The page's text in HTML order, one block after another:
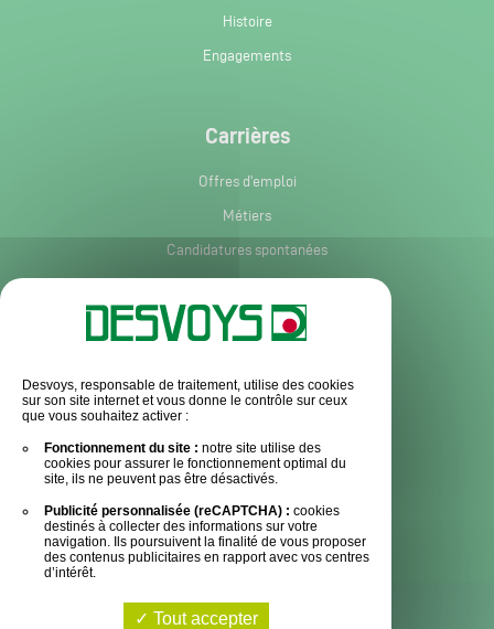
Histoire
Engagements
Carrières
Offres d'emploi
Métiers
Candidatures spontanées
Services et informations
Pièces détachées
Actualités
Espace Presse
Contact
Desvoys, responsable de traitement, utilise des cookies
sur son site internet et vous donne le contrôle sur ceux
que vous souhaitez activer :
Fonctionnement du site : notre site utilise des
cookies pour assurer le fonctionnement optimal du
site, ils ne peuvent pas être désactivés.
Publicité personnalisée (reCAPTCHA) : cookies
destinés à collecter des informations sur votre
navigation. Ils poursuivent la finalité de vous proposer
des contenus publicitaires en rapport avec vos centres
d’intérêt.
Tout accepter